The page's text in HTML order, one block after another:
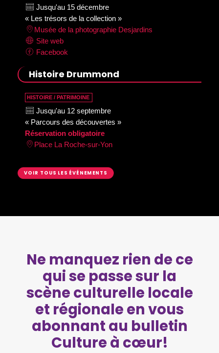
Jusqu'au 15 décembre
« Les trésors de la collection »
Musée de la photographie Desjardins
Site web
Facebook
Histoire Drummond
HISTOIRE / PATRIMOINE
Jusqu'au 12 septembre
« Parcours des découvertes »
Réservation obligatoire
Place La Roche-sur-Yon
VOIR TOUS LES ÉVÉNEMENTS
Ne manquez rien de ce
qui se passe sur la
scène culturelle locale
et régionale en vous
abonnant au bulletin
Culture à cœur!